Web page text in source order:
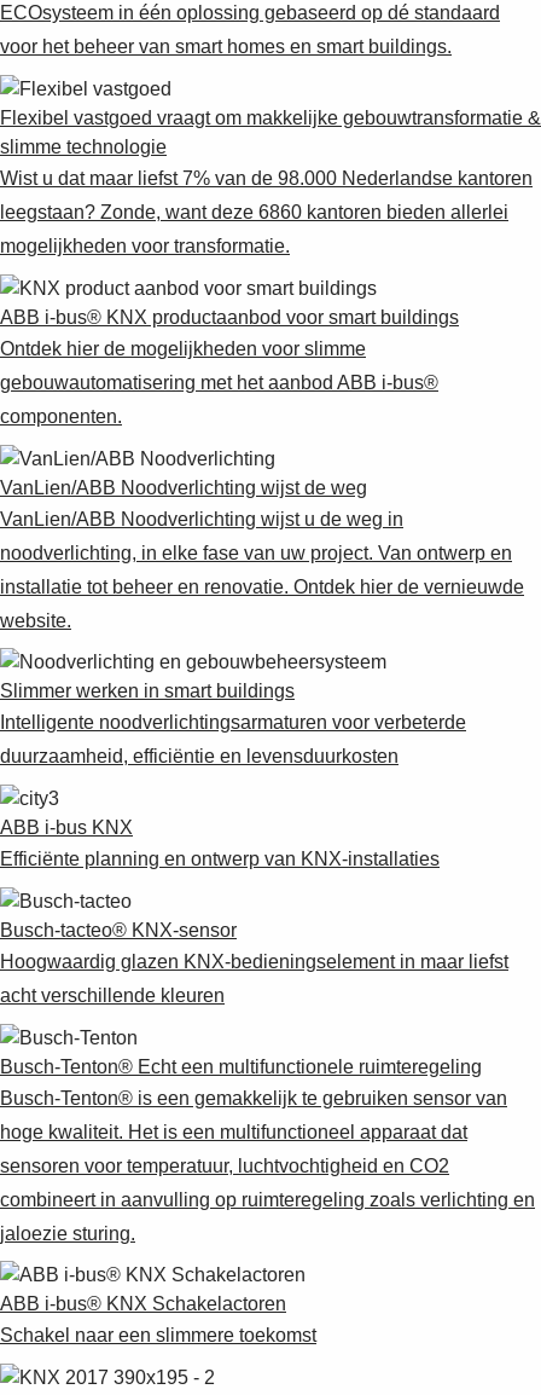
ECOsysteem in één oplossing gebaseerd op dé standaard
voor het beheer van smart homes en smart buildings.
Flexibel vastgoed vraagt om makkelijke gebouwtransformatie &
slimme technologie
Wist u dat maar liefst 7% van de 98.000 Nederlandse kantoren
leegstaan? Zonde, want deze 6860 kantoren bieden allerlei
mogelijkheden voor transformatie.
ABB i-bus® KNX productaanbod voor smart buildings
Ontdek hier de mogelijkheden voor slimme
gebouwautomatisering met het aanbod ABB i-bus®
componenten.
VanLien/ABB Noodverlichting wijst de weg
VanLien/ABB Noodverlichting wijst u de weg in
noodverlichting, in elke fase van uw project. Van ontwerp en
installatie tot beheer en renovatie. Ontdek hier de vernieuwde
website.
Slimmer werken in smart buildings
Intelligente noodverlichtingsarmaturen voor verbeterde
duurzaamheid, efficiëntie en levensduurkosten
ABB i-bus KNX
Efficiënte planning en ontwerp van KNX-installaties
Busch-tacteo® KNX-sensor
Hoogwaardig glazen KNX-bedieningselement in maar liefst
acht verschillende kleuren
Busch-Tenton® Echt een multifunctionele ruimteregeling
Busch-Tenton® is een gemakkelijk te gebruiken sensor van
hoge kwaliteit. Het is een multifunctioneel apparaat dat
sensoren voor temperatuur, luchtvochtigheid en CO2
combineert in aanvulling op ruimteregeling zoals verlichting en
jaloezie sturing.
ABB i-bus® KNX Schakelactoren
Schakel naar een slimmere toekomst